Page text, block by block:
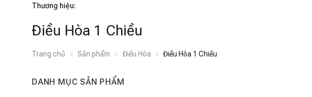
Thương hiệu:
Điều Hòa 1 Chiều
Trang chủ » Sản phẩm » Điều Hòa » Điều Hòa 1 Chiều
DANH MỤC SẢN PHẨM